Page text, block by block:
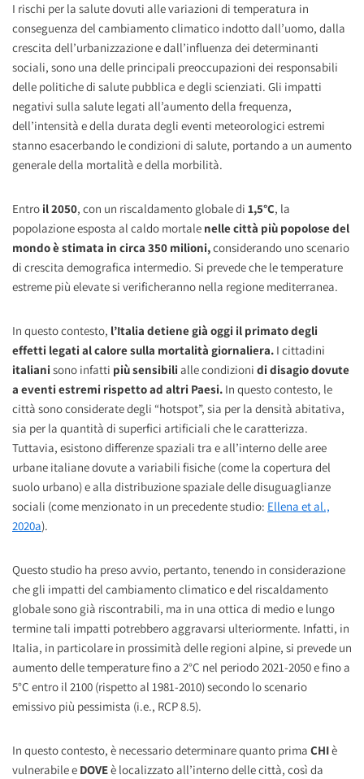
I rischi per la salute dovuti alle variazioni di temperatura in
conseguenza del cambiamento climatico indotto dall’uomo, dalla
crescita dell’urbanizzazione e dall’influenza dei determinanti
sociali, sono una delle principali preoccupazioni dei responsabili
delle politiche di salute pubblica e degli scienziati. Gli impatti
negativi sulla salute legati all’aumento della frequenza,
dell’intensità e della durata degli eventi meteorologici estremi
stanno esacerbando le condizioni di salute, portando a un aumento
generale della mortalità e della morbilità.
Entro il 2050, con un riscaldamento globale di 1,5°C, la
popolazione esposta al caldo mortale nelle città più popolose del
mondo è stimata in circa 350 milioni,considerando uno scenario
di crescita demografica intermedio. Si prevede che le temperature
estreme più elevate si verificheranno nella regione mediterranea.
In questo contesto, l’Italia detiene già oggi il primato degli
effetti legati al calore sulla mortalità giornaliera. I cittadini
italianisono infatti più sensibilialle condizioni di disagio dovute
a eventi estremi rispetto ad altri Paesi. In questo contesto, le
città sono considerate degli “hotspot”, sia per la densità abitativa,
sia per la quantità di superfici artificiali che le caratterizza.
Tuttavia, esistono differenze spaziali tra e all’interno delle aree
urbane italiane dovute a variabili fisiche (come la copertura del
suolo urbano) e alla distribuzione spaziale delle disuguaglianze
sociali (come menzionato in un precedente studio: Ellena et al.,
2020a).
Questo studio ha preso avvio, pertanto, tenendo in considerazione
che gli impatti del cambiamento climatico e del riscaldamento
globale sono già riscontrabili, ma in una ottica di medio e lungo
termine tali impatti potrebbero aggravarsi ulteriormente. Infatti, in
Italia, in particolare in prossimità delle regioni alpine, si prevede un
aumento delle temperature fino a 2°C nel periodo 2021-2050 e fino a
5°C entro il 2100 (rispetto al 1981-2010) secondo lo scenario
emissivo più pessimista (i.e., RCP 8.5).
In questo contesto, è necessario determinare quanto prima CHIè
vulnerabile e DOVEè localizzato all’interno delle città, così da